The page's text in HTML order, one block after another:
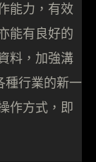
能力，有效
能有良好的
料，加強溝
種行業的新一
作方式，即